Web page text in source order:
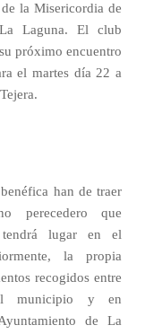
la Misericordia de
Laguna. El club
próximo encuentro
el martes día 22 a
han de traer
perecedero que
lugar en el
la propia
recogidos entre
municipio y en
de La